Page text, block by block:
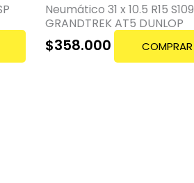
Neumático 31 x 10.5 R15 S109
GRANDTREK AT5 DUNLOP
$358.000 COMPRAR